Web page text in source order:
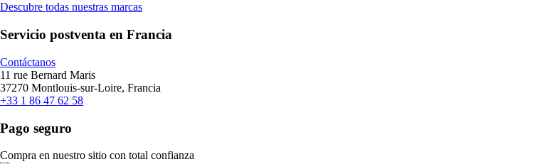
Descubre todas nuestras marcas
Servicio postventa en Francia
Contáctanos
11 rue Bernard Maris
37270 Montlouis-sur-Loire, Francia
+33 1 86 47 62 58
Pago seguro
Compra en nuestro sitio con total confianza